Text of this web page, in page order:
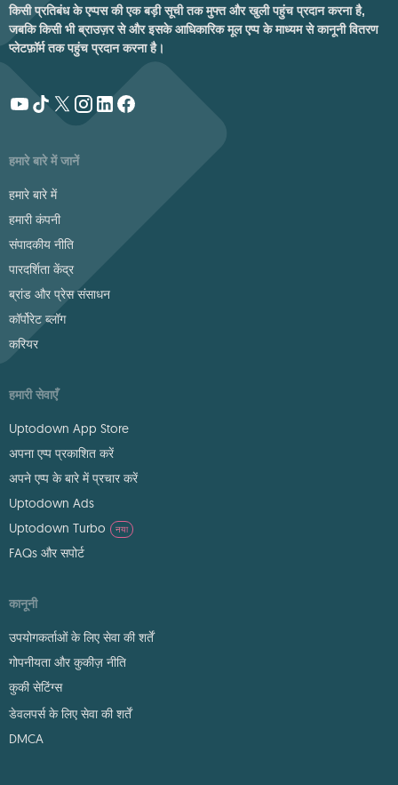
किसी प्रतिबंध के एप्पस की एक बड़ी सूची तक मुफ्त और खुली पहुंच प्रदान करना है,
जबकि किसी भी ब्राउज़र से और इसके आधिकारिक मूल एप्प के माध्यम से कानूनी वितरण
प्लेटफ़ॉर्म तक पहुंच प्रदान करना है।
हमारे बारे में जानें
हमारे बारे में
हमारी कंपनी
संपादकीय नीति
पारदर्शिता केंद्र
ब्रांड और प्रेस संसाधन
कॉर्पोरेट ब्लॉग
करियर
हमारी सेवाएँ
Uptodown App Store
अपना एप्प प्रकाशित करें
अपने एप्प के बारे में प्रचार करें
Uptodown Ads
Uptodown Turbo
नया
FAQs और सपोर्ट
कानूनी
उपयोगकर्ताओं के लिए सेवा की शर्तें
गोपनीयता और कुकीज़ नीति
कुकी सेटिंग्स
डेवलपर्स के लिए सेवा की शर्तें
DMCA